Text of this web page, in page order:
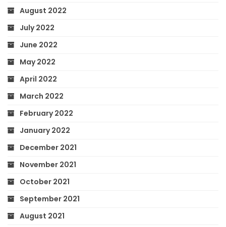
August 2022
July 2022
June 2022
May 2022
April 2022
March 2022
February 2022
January 2022
December 2021
November 2021
October 2021
September 2021
August 2021